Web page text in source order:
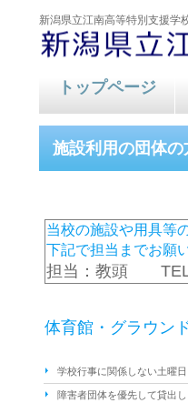
新潟県立江南高等特別支援学
施設利用の団体の
当校の施設や用具等
下記で担当までお願
担当：教頭
体育館・グラウン
学校行事に関係しない土曜
障害者団体を優先して貸出し
トップページ
教育内容